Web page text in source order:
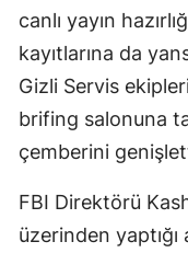
canlı yayın
kayıtlarına da
Gizli Servis
brifing salonuna
çemberini
FBI Direktörü
üzerinden